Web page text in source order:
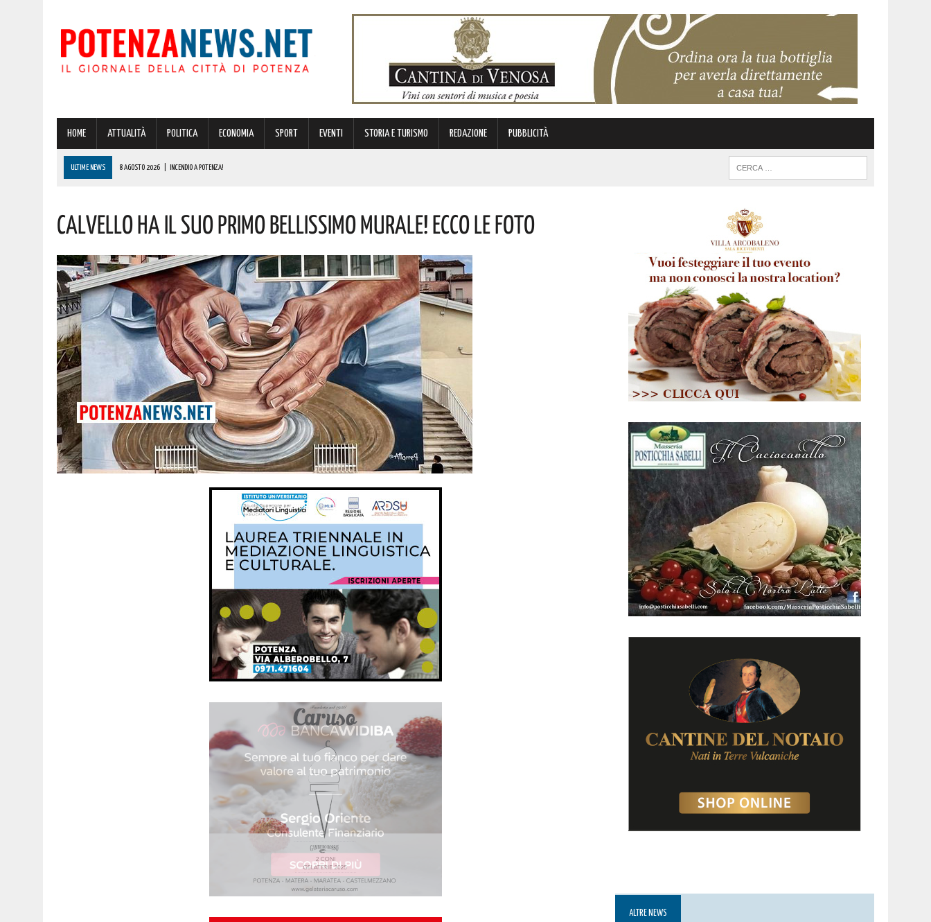
HOME ATTUALITÀ POLITICA ECONOMIA SPORT EVENTI STORIA E TURISMO REDAZIONE PUBBLICITÀ
ULTIME NEWS 8 AGOSTO 2026 INCENDIO A POTENZA!
8 AGOSTO 2026 | POTENZA: GRAVISSIMA AGGRESSIONE IN CARCERE! LA DENUNCIA
8 AGOSTO 2026 | BASILICATA, RISORSE IDRICHE: PIÙ CAPILLARE IL MONITORAGGIO. AGGIUDICATO APPALTO DA OLTRE 1 MILIONE DI EURO
Calvello Ha Il Suo Primo Bellissimo Murale! Ecco Le Foto
ALTRE NEWS